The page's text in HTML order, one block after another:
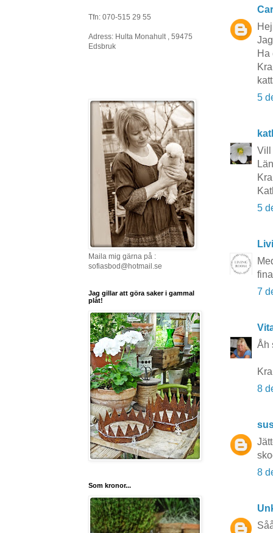
Ha
5
Vill
5
7
Åh
8
8
Tfn: 070-515 29 55
Adress: Hulta Monahult , 59475
Edsbruk
Maila mig gärna på :
sofiasbod@hotmail.se
Jag gillar att göra saker i gammal
plåt!
Som kronor...